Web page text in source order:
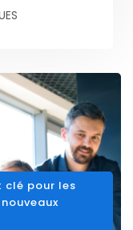
clé pour les